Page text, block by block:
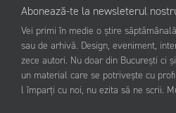
Abonează-te la newsleterul
Vei primi în medie o știre
sau de arhivă. Design, eveniment,
zece autori. Nu doar din București ci
un material care se potrivește cu
l împarți cu noi, nu ezita să ne scrii.